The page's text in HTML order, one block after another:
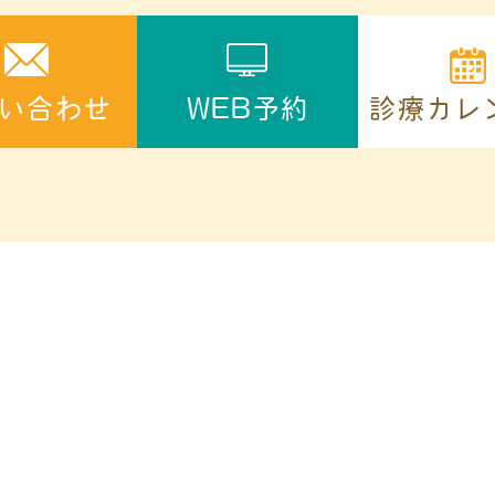
合わせ WEB予約 診療カレ